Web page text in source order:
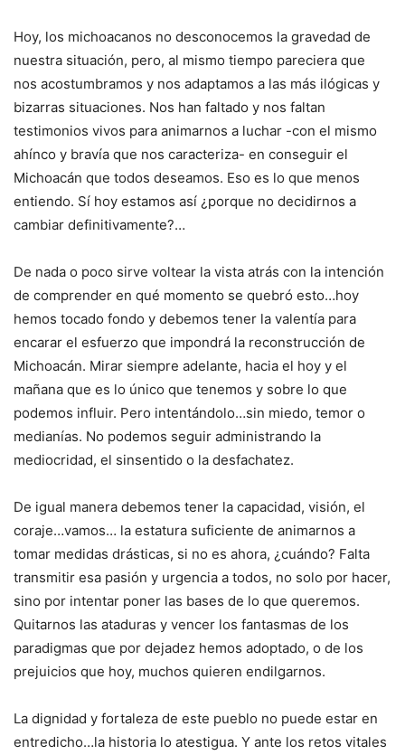
Hoy, los michoacanos no desconocemos la gravedad de
nuestra situación, pero, al mismo tiempo pareciera que
nos acostumbramos y nos adaptamos a las más ilógicas y
bizarras situaciones. Nos han faltado y nos faltan
testimonios vivos para animarnos a luchar -con el mismo
ahínco y bravía que nos caracteriza- en conseguir el
Michoacán que todos deseamos. Eso es lo que menos
entiendo. Sí hoy estamos así ¿porque no decidirnos a
cambiar definitivamente?…
De nada o poco sirve voltear la vista atrás con la intención
de comprender en qué momento se quebró esto…hoy
hemos tocado fondo y debemos tener la valentía para
encarar el esfuerzo que impondrá la reconstrucción de
Michoacán. Mirar siempre adelante, hacia el hoy y el
mañana que es lo único que tenemos y sobre lo que
podemos influir. Pero intentándolo…sin miedo, temor o
medianías. No podemos seguir administrando la
mediocridad, el sinsentido o la desfachatez.
De igual manera debemos tener la capacidad, visión, el
coraje…vamos… la estatura suficiente de animarnos a
tomar medidas drásticas, si no es ahora, ¿cuándo? Falta
transmitir esa pasión y urgencia a todos, no solo por hacer,
sino por intentar poner las bases de lo que queremos.
Quitarnos las ataduras y vencer los fantasmas de los
paradigmas que por dejadez hemos adoptado, o de los
prejuicios que hoy, muchos quieren endilgarnos.
La dignidad y fortaleza de este pueblo no puede estar en
entredicho…la historia lo atestigua. Y ante los retos vitales